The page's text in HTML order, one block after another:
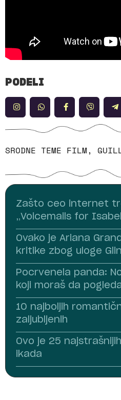
PODELI
SRODNE TEME FILM,
Zašto ceo internet
„Voicemails for
Ovako je Ariana
kritike zbog uloge
Pocrvenela panda:
koji moraš da
10 najboljih
zaljubljenih
Ovo je 25
ikada